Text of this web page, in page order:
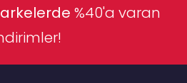
%40'a varan